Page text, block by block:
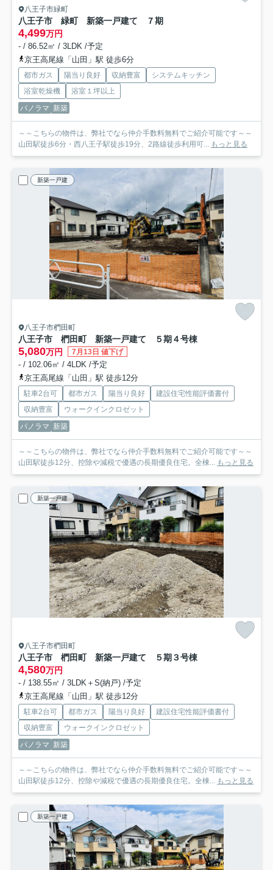
八王子市緑町
八王子市 緑町 新築一戸建て ７期
4,499万円
- / 86.52㎡ / 3LDK /予定
京王高尾線「山田」駅 徒歩6分
都市ガス 陽当り良好 収納豊富
システムキッチン
浴室乾燥機
浴室１坪以上
パノラマ 新築
～～こちらの物件は、弊社でなら仲介手数料無料でご紹介可能です～～
山田駅徒歩6分・西八王子駅徒歩19分、2路線徒歩利用可... もっと見る
新築一戸建
八王子市椚田町
八王子市 椚田町 新築一戸建て ５期 ４号棟
5,080万円 7月13日 値下げ
- / 102.06㎡ / 4LDK /予定
京王高尾線「山田」駅 徒歩12分
駐車2台可 都市ガス 陽当り良好
建設住宅性能評価書付
収納豊富
ウォークインクロゼット
パノラマ 新築
～～こちらの物件は、弊社でなら仲介手数料無料でご紹介可能です～～
山田駅徒歩12分、控除や減税で優遇の長期優良住宅。全棟... もっと見る
新築一戸建
八王子市椚田町
八王子市 椚田町 新築一戸建て ５期 ３号棟
4,580万円
- / 138.55㎡ / 3LDK＋S(納戸) /予定
京王高尾線「山田」駅 徒歩12分
駐車2台可 都市ガス 陽当り良好
建設住宅性能評価書付
収納豊富
ウォークインクロゼット
パノラマ 新築
～～こちらの物件は、弊社でなら仲介手数料無料でご紹介可能です～～
山田駅徒歩12分、控除や減税で優遇の長期優良住宅。全棟... もっと見る
新築一戸建